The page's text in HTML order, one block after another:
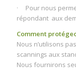
· Pour nous
répondant aux
Comment
Nous n’utilisons
scannings aux
Nous fournirons